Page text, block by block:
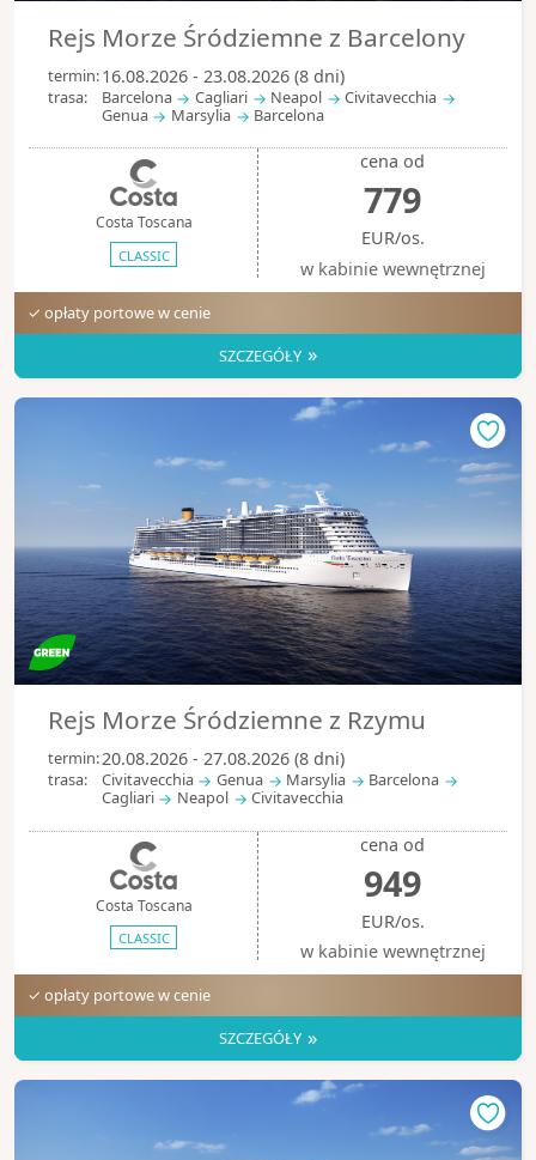
Rejs Morze Śródziemne z Barcelony
termin:16.08.2026 - 23.08.2026 (8 dni)
trasa: Barcelona Cagliari Neapol
Civitavecchia
Genua
Marsylia Barcelona
Costa Toscana
CLASSIC
cena od
779
EUR/os.
w kabinie wewnętrznej
✓ opłaty portowe w cenie
SZCZEGÓŁY »
Rejs Morze Śródziemne z Rzymu
termin:20.08.2026 - 27.08.2026 (8 dni)
trasa: Civitavecchia Genua Marsylia
Barcelona
Cagliari
Neapol Civitavecchia
Costa Toscana
CLASSIC
cena od
949
EUR/os.
w kabinie wewnętrznej
✓ opłaty portowe w cenie
SZCZEGÓŁY »